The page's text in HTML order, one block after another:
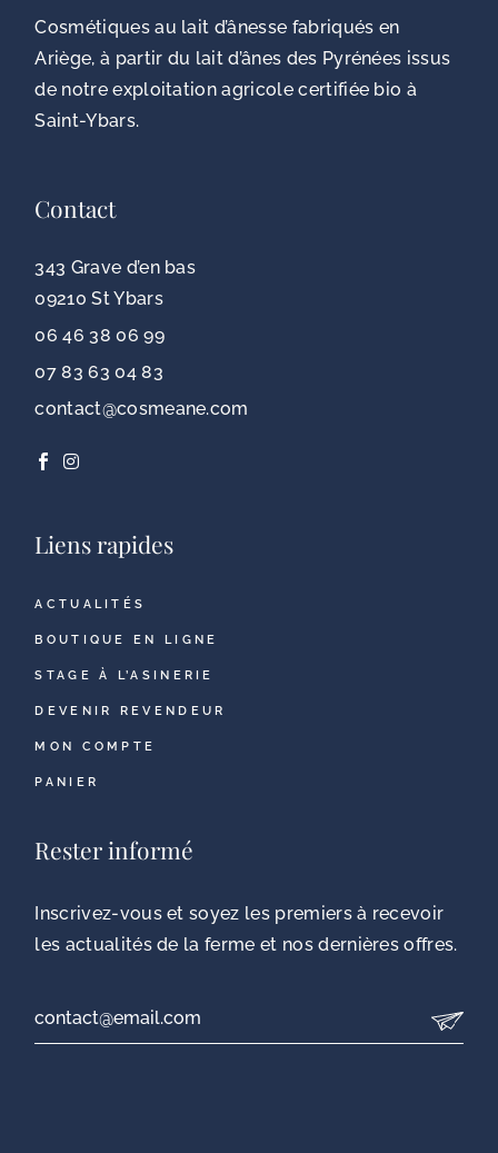
Cosmétiques au lait d’ânesse fabriqués en
Ariège, à partir du lait d’ânes des Pyrénées issus
de notre exploitation agricole certifiée bio à
Saint-Ybars.
Contact
343 Grave d’en bas
09210 St Ybars
06 46 38 06 99
07 83 63 04 83
contact@cosmeane.com
Liens rapides
ACTUALITÉS
BOUTIQUE EN LIGNE
STAGE À L’ASINERIE
DEVENIR REVENDEUR
MON COMPTE
PANIER
Rester informé
Inscrivez-vous et soyez les premiers à recevoir
les actualités de la ferme et nos dernières offres.